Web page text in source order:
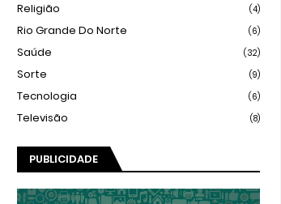
Religião (4)
Rio Grande Do Norte (6)
Saúde (32)
Sorte (9)
Tecnologia (6)
Televisão (8)
PUBLICIDADE